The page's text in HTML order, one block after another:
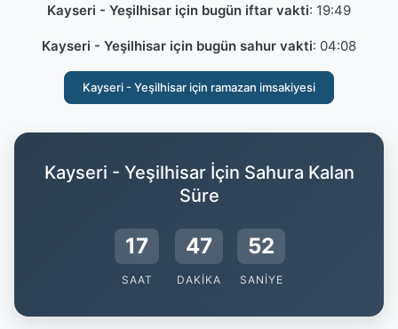
Kayseri - Yeşilhisar için bugün iftar vakti: 19:49
Kayseri - Yeşilhisar için bugün sahur vakti: 04:08
Kayseri - Yeşilhisar için ramazan imsakiyesi
Kayseri - Yeşilhisar İçin Sahura Kalan
Süre
17
SAAT
47
DAKIKA
51
SANIYE